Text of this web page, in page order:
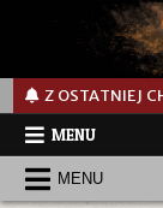
Z OSTATNIEJ
PROMPT?
MENU
MENU